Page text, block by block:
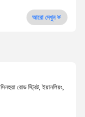
আরো দেখুন
রোড স্ট্রিট, ইয়ানলিয়ং,